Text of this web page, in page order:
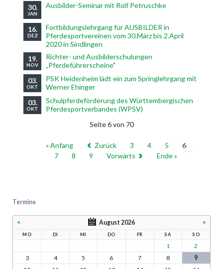
30.
JAN
Ausbilder-Seminar mit Rolf Petruschke
16.
DEZ
Fortbildungslehrgang für AUSBILDER in
Pferdesportvereinen vom 30.März bis 2.April
2020 in Sindlingen
19.
NOV
Richter- und Ausbilderschulungen
„Pferdeführerscheine"
03.
OKT
PSK Heidenheim lädt ein zum Springlehrgang mit
Werner Ehinger
03.
OKT
Schulpferdeförderung des Württembergischen
Pferdesportverbandes (WPSV)
Seite 6 von 70
« Anfang Zurück 3 4 5
6
7
8 9 Vorwärts Ende »
Termine
< August 2026 >
MO DI MI DO FR SA SO
1
2
3
4 5 6 7 8
9